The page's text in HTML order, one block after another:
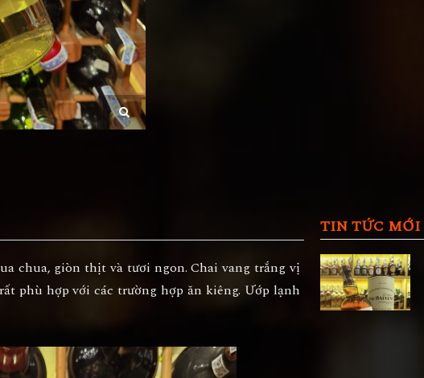
chua, giòn thịt và tươi ngon. Chai vang trắng vị
phù hợp với các trường hợp ăn kiêng. Ướp lạnh
TIN TỨC MỚI